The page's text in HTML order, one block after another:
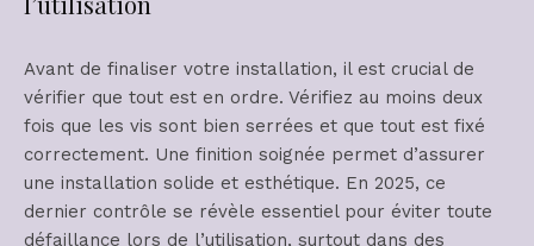
Avant de finaliser votre installation, il est crucial de
vérifier que tout est en ordre. Vérifiez au moins deux
fois que les vis sont bien serrées et que tout est fixé
correctement. Une finition soignée permet d’assurer
une installation solide et esthétique. En 2025, ce
dernier contrôle se révèle essentiel pour éviter toute
défaillance lors de l’utilisation, surtout dans des